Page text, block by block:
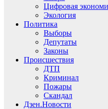
Цифровая
Экология
Политика
Выборы
Депутаты
Законы
Происшествия
ДТП
Криминал
Пожары
Скандал
Дзен.Новости